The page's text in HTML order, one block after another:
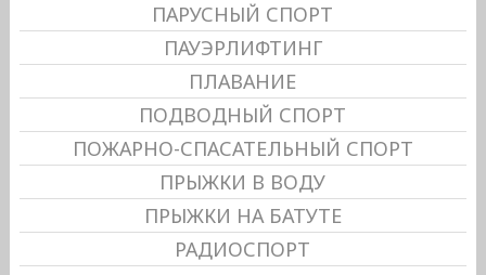
ПАРУСНЫЙ СПОРТ
ПАУЭРЛИФТИНГ
ПЛАВАНИЕ
ПОДВОДНЫЙ СПОРТ
ПОЖАРНО-СПАСАТЕЛЬНЫЙ СПОРТ
ПРЫЖКИ В ВОДУ
ПРЫЖКИ НА БАТУТЕ
РАДИОСПОРТ